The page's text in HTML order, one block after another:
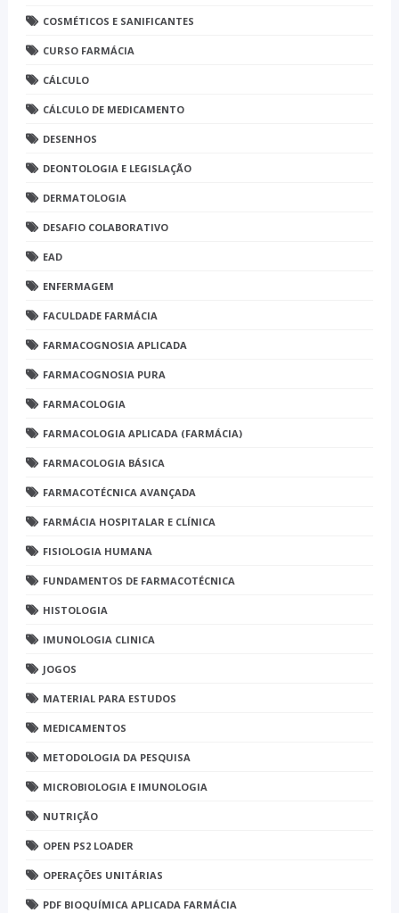
COSMÉTICOS E SANIFICANTES
CURSO FARMÁCIA
CÁLCULO
CÁLCULO DE MEDICAMENTO
DESENHOS
DEONTOLOGIA E LEGISLAÇÃO
DERMATOLOGIA
DESAFIO COLABORATIVO
EAD
ENFERMAGEM
FACULDADE FARMÁCIA
FARMACOGNOSIA APLICADA
FARMACOGNOSIA PURA
FARMACOLOGIA
FARMACOLOGIA APLICADA (FARMÁCIA)
FARMACOLOGIA BÁSICA
FARMACOTÉCNICA AVANÇADA
FARMÁCIA HOSPITALAR E CLÍNICA
FISIOLOGIA HUMANA
FUNDAMENTOS DE FARMACOTÉCNICA
HISTOLOGIA
IMUNOLOGIA CLINICA
JOGOS
MATERIAL PARA ESTUDOS
MEDICAMENTOS
METODOLOGIA DA PESQUISA
MICROBIOLOGIA E IMUNOLOGIA
NUTRIÇÃO
OPEN PS2 LOADER
OPERAÇÕES UNITÁRIAS
PDF BIOQUÍMICA APLICADA FARMÁCIA